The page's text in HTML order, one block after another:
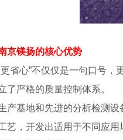
京镁扬的核心优势
省心”不仅仅是一句口号
了严格的质量控制体系。
产基地和先进的分析检测
艺，开发出适用于不同应